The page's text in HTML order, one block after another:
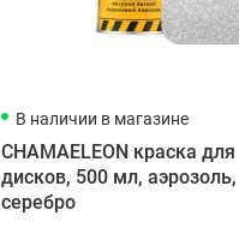
В наличии в магазине
CHAMAELEON краска для
дисков, 500 мл, аэрозоль,
серебро